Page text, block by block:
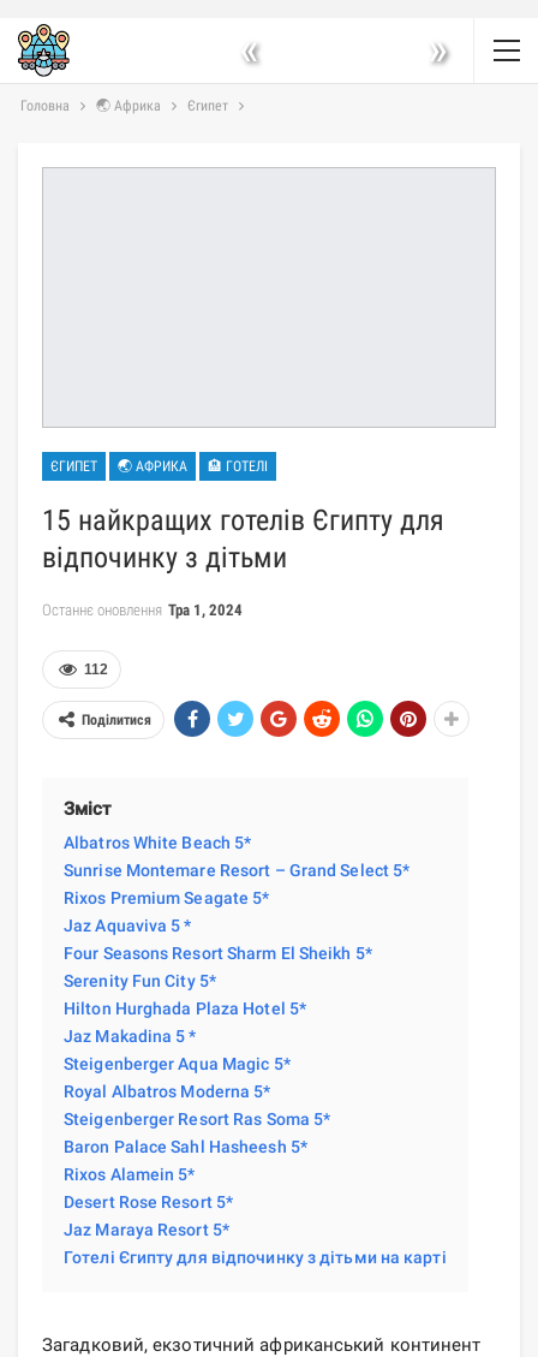
« »
Головна 🌏 Африка Єгипет
ЄГИПЕТ 🌏 АФРИКА 🏨 ГОТЕЛІ
15 найкращих готелів Єгипту для
відпочинку з дітьми
Останнє оновлення Тра 1, 2024
112
Поділитися
Зміст
Albatros White Beach 5*
Sunrise Montemare Resort – Grand Select 5*
Rixos Premium Seagate 5*
Jaz Aquaviva 5 *
Four Seasons Resort Sharm El Sheikh 5*
Serenity Fun City 5*
Hilton Hurghada Plaza Hotel 5*
Jaz Makadina 5 *
Steigenberger Aqua Magic 5*
Royal Albatros Moderna 5*
Steigenberger Resort Ras Soma 5*
Baron Palace Sahl Hasheesh 5*
Rixos Alamein 5*
Desert Rose Resort 5*
Jaz Maraya Resort 5*
Готелі Єгипту для відпочинку з дітьми на карті
Загадковий, екзотичний африканський континент